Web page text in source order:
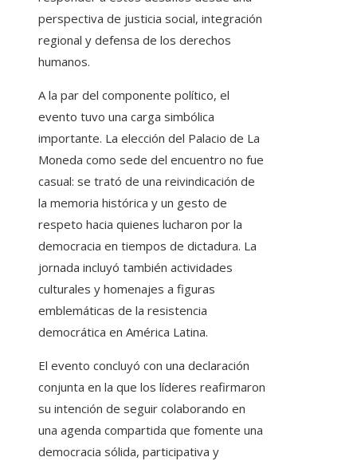
perspectiva de justicia social, integración
regional y defensa de los derechos
humanos.
A la par del componente político, el
evento tuvo una carga simbólica
importante. La elección del Palacio de La
Moneda como sede del encuentro no fue
casual: se trató de una reivindicación de
la memoria histórica y un gesto de
respeto hacia quienes lucharon por la
democracia en tiempos de dictadura. La
jornada incluyó también actividades
culturales y homenajes a figuras
emblemáticas de la resistencia
democrática en América Latina.
El evento concluyó con una declaración
conjunta en la que los líderes reafirmaron
su intención de seguir colaborando en
una agenda compartida que fomente una
democracia sólida, participativa y